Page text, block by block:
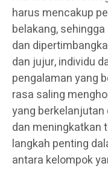
harus mencakup
belakang,
dan
dan jujur, individu
pengalaman yang
rasa saling
yang
dan meningkatkan
langkah penting
antara kelompok